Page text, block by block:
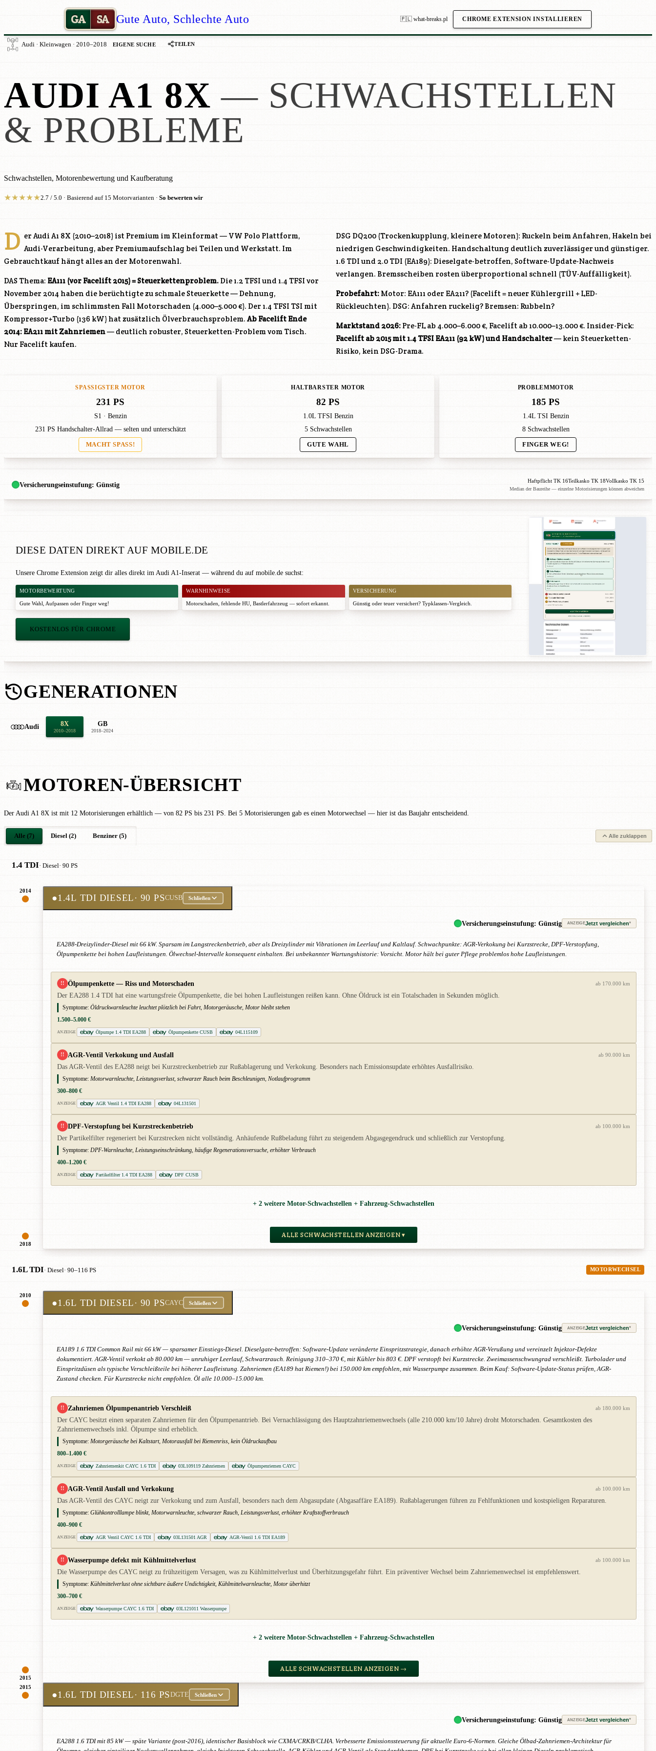
GA SA Gute Auto, Schlechte Auto 🇵🇱 what-breaks.pl CHROME EXTENSION INSTALLIEREN
Audi · Kleinwagen · 2010–2018 EIGENE SUCHE TEILEN
AUDI A1 8X — SCHWACHSTELLEN
& PROBLEME
Schwachstellen, Motorenbewertung und Kaufberatung
★★★★★2.7 / 5.0 · Basierend auf 15 Motorvarianten · So bewerten wir
D er Audi A1 8X (2010–2018) ist Premium im Kleinformat — VW Polo Plattform,
Audi-Verarbeitung, aber Premiumaufschlag bei Teilen und Werkstatt. Im
Gebrauchtkauf hängt alles an der Motorenwahl.
DAS Thema: EA111 (vor Facelift 2015) = Steuerkettenproblem. Die 1.2 TFSI und 1.4 TFSI vor
November 2014 haben die berüchtigte zu schmale Steuerkette — Dehnung,
Überspringen, im schlimmsten Fall Motorschaden (4.000–5.000 €). Der 1.4 TFSI TSI mit
Kompressor+Turbo (136 kW) hat zusätzlich Ölverbrauchsproblem. Ab Facelift Ende
2014: EA211 mit Zahnriemen— deutlich robuster, Steuerketten-Problem vom Tisch.
Nur Facelift kaufen.
DSG DQ200 (Trockenkupplung, kleinere Motoren): Ruckeln beim Anfahren, Hakeln bei
niedrigen Geschwindigkeiten. Handschaltung deutlich zuverlässiger und günstiger.
1.6 TDI und 2.0 TDI (EA189): Dieselgate-betroffen, Software-Update-Nachweis
verlangen. Bremsscheiben rosten überproportional schnell (TÜV-Auffälligkeit).
Probefahrt: Motor: EA111 oder EA211? (Facelift = neuer Kühlergrill + LED-
Rückleuchten). DSG: Anfahren ruckelig? Bremsen: Rubbeln?
Marktstand 2026: Pre-FL ab 4.000–6.000 €, Facelift ab 10.000–13.000 €. Insider-Pick:
Facelift ab 2015 mit 1.4 TFSI EA211 (92 kW) und Handschalter— kein Steuerketten-
Risiko, kein DSG-Drama.
SPASSIGSTER MOTOR
231 PS
S1 · Benzin
231 PS Handschalter-Allrad — selten und unterschätzt
MACHT SPASS!
HALTBARSTER MOTOR
82 PS
1.0L TFSI Benzin
5 Schwachstellen
GUTE WAHL
PROBLEMMOTOR
185 PS
1.4L TSI Benzin
8 Schwachstellen
FINGER WEG!
Versicherungseinstufung: Günstig Haftpflicht TK 16Teilkasko TK 18Vollkasko TK 15
Median der Baureihe — einzelne Motorisierungen können abweichen
DIESE DATEN DIREKT AUF MOBILE.DE
Unsere Chrome Extension zeigt dir alles direkt im Audi A1-Inserat — während du auf mobile.de suchst:
MOTORBEWERTUNG
Gute Wahl Aufpassen oder Finger weg!
WARNHINWEISE
Motorschaden, fehlende HU, Bastlerfahrzeug — sofort erkannt.
VERSICHERUNG
Günstig oder teuer versichert? Typklassen-Vergleich.
KOSTENLOS FÜR CHROME
GENERATIONEN
Audi 8X
2010–2018
GB
2018–2024
MOTOREN-ÜBERSICHT
Der Audi A1 8X ist mit 12 Motorisierungen erhältlich — von 82 PS bis 231 PS. Bei 5 Motorisierungen gab es einen Motorwechsel — hier ist das Baujahr entscheidend.
Alle (7) Diesel (2) Benziner (5) Alle zuklappen
1.4 TDI· Diesel· 90 PS
2014
2018
●1.4L TDI DIESEL· 90 PSCUSB Schließen
Versicherungseinstufung: Günstig ANZEIGEJetzt vergleichen*
EA288-Dreizylinder-Diesel mit 66 kW. Sparsam im Langstreckenbetrieb, aber als Dreizylinder mit Vibrationen im Leerlauf und Kaltlauf. Schwachpunkte: AGR-Verkokung bei Kurzstrecke, DPF-Verstopfung,
Ölpumpenkette bei hohen Laufleistungen. Ölwechsel-Intervalle konsequent einhalten. Bei unbekannter Wartungshistorie: Vorsicht. Motor hält bei guter Pflege problemlos hohe Laufleistungen.
!! Ölpumpenkette — Riss und Motorschaden ab 170.000 km
Der EA288 1.4 TDI hat eine wartungsfreie Ölpumpenkette, die bei hohen Laufleistungen reißen kann. Ohne Öldruck ist ein Totalschaden in Sekunden möglich.
Symptome: Öldruckwarnleuchte leuchtet plötzlich bei Fahrt, Motorgeräusche, Motor bleibt stehen
1.500–5.000 €
ANZEIGE Ölpumpe 1.4 TDI EA288 Ölpumpenkette CUSB 04L115109
!! AGR-Ventil Verkokung und Ausfall ab 90.000 km
Das AGR-Ventil des EA288 neigt bei Kurzstreckenbetrieb zur Rußablagerung und Verkokung. Besonders nach Emissionsupdate erhöhtes Ausfallrisiko.
Symptome: Motorwarnleuchte, Leistungsverlust, schwarzer Rauch beim Beschleunigen, Notlaufprogramm
300–800 €
ANZEIGE AGR Ventil 1.4 TDI EA288 04L131501
!! DPF-Verstopfung bei Kurzstreckenbetrieb ab 100.000 km
Der Partikelfilter regeneriert bei Kurzstrecken nicht vollständig. Anhäufende Rußbeladung führt zu steigendem Abgasgegendruck und schließlich zur Verstopfung.
Symptome: DPF-Warnleuchte, Leistungseinschränkung, häufige Regenerationsversuche, erhöhter Verbrauch
400–1.200 €
ANZEIGE Partikelfilter 1.4 TDI EA288 DPF CUSB
+ 2 weitere Motor-Schwachstellen + Fahrzeug-Schwachstellen
ALLE SCHWACHSTELLEN ANZEIGEN ▾
1.6L TDI· Diesel· 90–116 PS MOTORWECHSEL
2010
2015
●1.6L TDI DIESEL· 90 PSCAYC Schließen
Versicherungseinstufung: Günstig ANZEIGEJetzt vergleichen*
EA189 1.6 TDI Common Rail mit 66 kW — sparsamer Einstiegs-Diesel. Dieselgate-betroffen: Software-Update veränderte Einspritzstrategie, danach erhöhte AGR-Verußung und vereinzelt Injektor-Defekte
dokumentiert. AGR-Ventil verkokt ab 80.000 km — unruhiger Leerlauf, Schwarzrauch. Reinigung 310–370 €, mit Kühler bis 803 €. DPF verstopft bei Kurzstrecke. Zweimassenschwungrad verschleißt. Turbolader und
Einspritzdüsen als typische Verschleißteile bei höherer Laufleistung. Zahnriemen (EA189 hat Riemen!) bei 150.000 km empfohlen, mit Wasserpumpe zusammen. Beim Kauf: Software-Update-Status prüfen, AGR-
Zustand checken. Für Kurzstrecke nicht empfohlen. Öl alle 10.000–15.000 km.
!! Zahnriemen Ölpumpenantrieb Verschleiß ab 180.000 km
Der CAYC besitzt einen separaten Zahnriemen für den Ölpumpenantrieb. Bei Vernachlässigung des Hauptzahnriemenwechsels (alle 210.000 km/10 Jahre) droht Motorschaden. Gesamtkosten des
Zahnriemenwechsels inkl. Ölpumpe sind erheblich.
Symptome: Motorgeräusche bei Kaltstart, Motorausfall bei Riemenriss, kein Öldruckaufbau
800–1.400 €
ANZEIGE Zahnriemenkit CAYC 1.6 TDI 03L109119 Zahnriemen Ölpumpenriemen CAYC
!! AGR-Ventil Ausfall und Verkokung ab 100.000 km
Das AGR-Ventil des CAYC neigt zur Verkokung und zum Ausfall, besonders nach dem Abgasupdate (Abgasaffäre EA189). Rußablagerungen führen zu Fehlfunktionen und kostspieligen Reparaturen.
Symptome: Glühkontrolllampe blinkt, Motorwarnleuchte, schwarzer Rauch, Leistungsverlust, erhöhter Kraftstoffverbrauch
400–900 €
ANZEIGE AGR Ventil CAYC 1.6 TDI 03L131501 AGR AGR-Ventil 1.6 TDI EA189
!! Wasserpumpe defekt mit Kühlmittelverlust ab 100.000 km
Die Wasserpumpe des CAYC neigt zu frühzeitigem Versagen, was zu Kühlmittelverlust und Überhitzungsgefahr führt. Ein präventiver Wechsel beim Zahnriemenwechsel ist empfehlenswert.
Symptome: Kühlmittelverlust ohne sichtbare äußere Undichtigkeit, Kühlmittelwarnleuchte, Motor überhitzt
300–700 €
ANZEIGE Wasserpumpe CAYC 1.6 TDI 03L121011 Wasserpumpe
+ 2 weitere Motor-Schwachstellen + Fahrzeug-Schwachstellen
ALLE SCHWACHSTELLEN ANZEIGEN →
2015
●1.6L TDI DIESEL· 116 PSDGTE Schließen
Versicherungseinstufung: Günstig ANZEIGEJetzt vergleichen*
EA288 1.6 TDI mit 85 kW — späte Variante (post-2016), identischer Basisblock wie CXMA/CRKB/CLHA. Verbesserte Emissionssteuerung für aktuelle Euro-6-Normen. Gleiche Ölbad-Zahnriemen-Architektur für